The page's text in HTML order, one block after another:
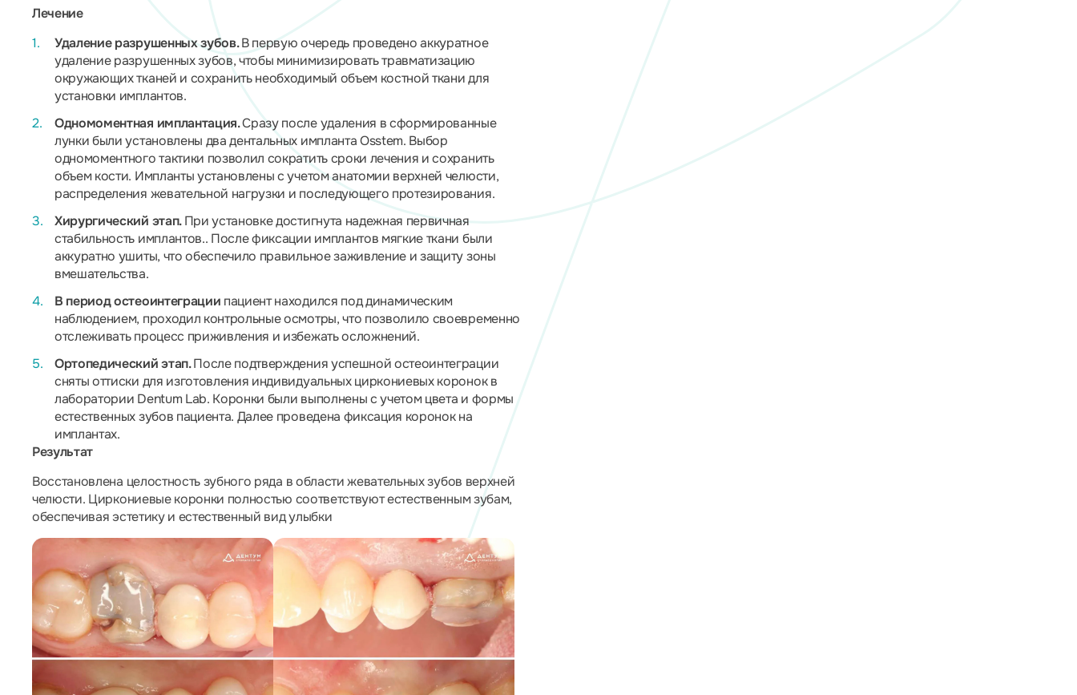
Лечение
Удаление разрушенных зубов.В первую очередь проведено аккуратное
удаление разрушенных зубов, чтобы минимизировать травматизацию
окружающих тканей и сохранить необходимый объем костной ткани для
установки имплантов.
Одномоментная имплантация.Сразу после удаления в сформированные
лунки были установлены два дентальных имплантаOsstem. Выбор
одномоментного тактики позволил сократить сроки лечения и сохранить
объем кости. Импланты установлены с учетом анатомии верхней челюсти,
распределения жевательной нагрузки и последующего протезирования.
Хирургический этап.При установке достигнута надежная первичная
стабильность имплантов.. После фиксации имплантов мягкие ткани были
аккуратно ушиты, что обеспечило правильное заживление и защиту зоны
вмешательства.
В период остеоинтеграции пациент находился под динамическим
наблюдением, проходил контрольные осмотры, что позволило своевременно
отслеживать процесс приживления и избежать осложнений.
Ортопедический этап.После подтверждения успешной остеоинтеграции
сняты оттиски для изготовления индивидуальных циркониевых коронок в
лаборатории Dentum Lab. Коронки были выполнены с учетом цвета и формы
естественных зубов пациента. Далее проведена фиксация коронок на
имплантах.
Результат
Восстановлена целостность зубного ряда в области жевательных зубов верхней
челюсти. Циркониевые коронки полностью соответствуют естественным зубам,
обеспечивая эстетику и естественный вид улыбки